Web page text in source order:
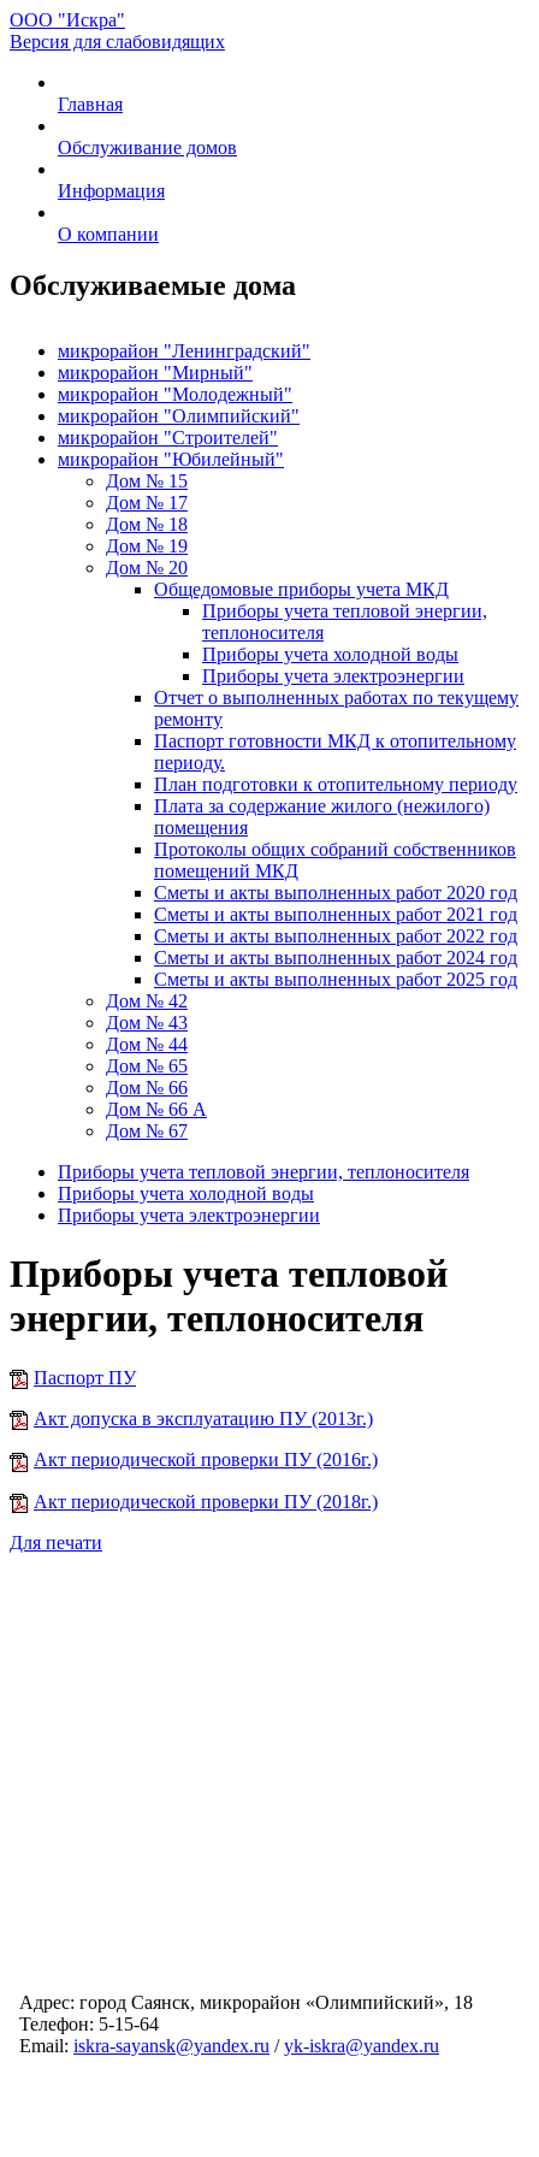
ООО "Искра"
Версия для слабовидящих
Главная
Обслуживание домов
Информация
О компании
Обслуживаемые дома
микрорайон "Ленинградский"
микрорайон "Мирный"
микрорайон "Молодежный"
микрорайон "Олимпийский"
микрорайон "Строителей"
микрорайон "Юбилейный"
Дом № 15
Дом № 17
Дом № 18
Дом № 19
Дом № 20
Общедомовые приборы учета МКД
Приборы учета тепловой энергии,
теплоносителя
Приборы учета холодной воды
Приборы учета электроэнергии
Отчет о выполненных работах по текущему
ремонту
Паспорт готовности МКД к отопительному
периоду.
План подготовки к отопительному периоду
Плата за содержание жилого (нежилого)
помещения
Протоколы общих собраний собственников
помещений МКД
Сметы и акты выполненных работ 2020 год
Сметы и акты выполненных работ 2021 год
Сметы и акты выполненных работ 2022 год
Сметы и акты выполненных работ 2024 год
Сметы и акты выполненных работ 2025 год
Дом № 42
Дом № 43
Дом № 44
Дом № 65
Дом № 66
Дом № 66 А
Дом № 67
Приборы учета тепловой энергии, теплоносителя
Приборы учета холодной воды
Приборы учета электроэнергии
Приборы учета тепловой
энергии, теплоносителя
Паспорт ПУ
Акт допуска в эксплуатацию ПУ (2013г.)
Акт периодической проверки ПУ (2016г.)
Акт периодической проверки ПУ (2018г.)
Для печати
Адрес: город Саянск, микрорайон «Олимпийский», 18
Телефон: 5-15-64
Email: iskra-sayansk@yandex.ru /yk-iskra@yandex.ru